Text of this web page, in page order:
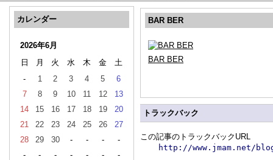
カレンダー
2026年6月
日
月 火 水 木 金
土
-
1 2 3 4 5
6
7
8 9 10 11 12
13
14
15 16 17 18 19
20
21
22 23 24 25 26
27
28
29 30 - - -
-
-
- - - - -
-
BAR BER
BAR BER
トラックバック
この記事のトラックバックURL
http://www.jmam.net/